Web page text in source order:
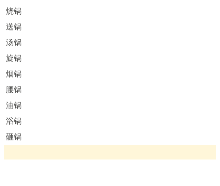
烧锅
送锅
汤锅
旋锅
烟锅
腰锅
油锅
浴锅
砸锅